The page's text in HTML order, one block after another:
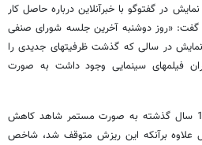
در گفت​و​گو با خبرآنلاین درباره حاصل کار
​گفت: «روز دوشنبه آخرین جلسه شورای صنفی
در سالی که گذشت ظرفیت​های جدیدی را
فیلم​های سینمایی وجود داشت به صورت
او ادامه داد: «در شرایطی که در 18 سال گذشته به صورت مستمر شاهد کاهش
علاوه برآنکه این ریزش متوقف شد، شاخص